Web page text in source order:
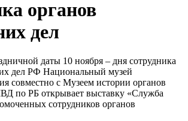
органов
дел
даты 10 ноября – дня сотрудника
дел РФ Национальный музей
совместно с Музеем истории органов
по РБ открывает выставку «Служба
сотрудников органов